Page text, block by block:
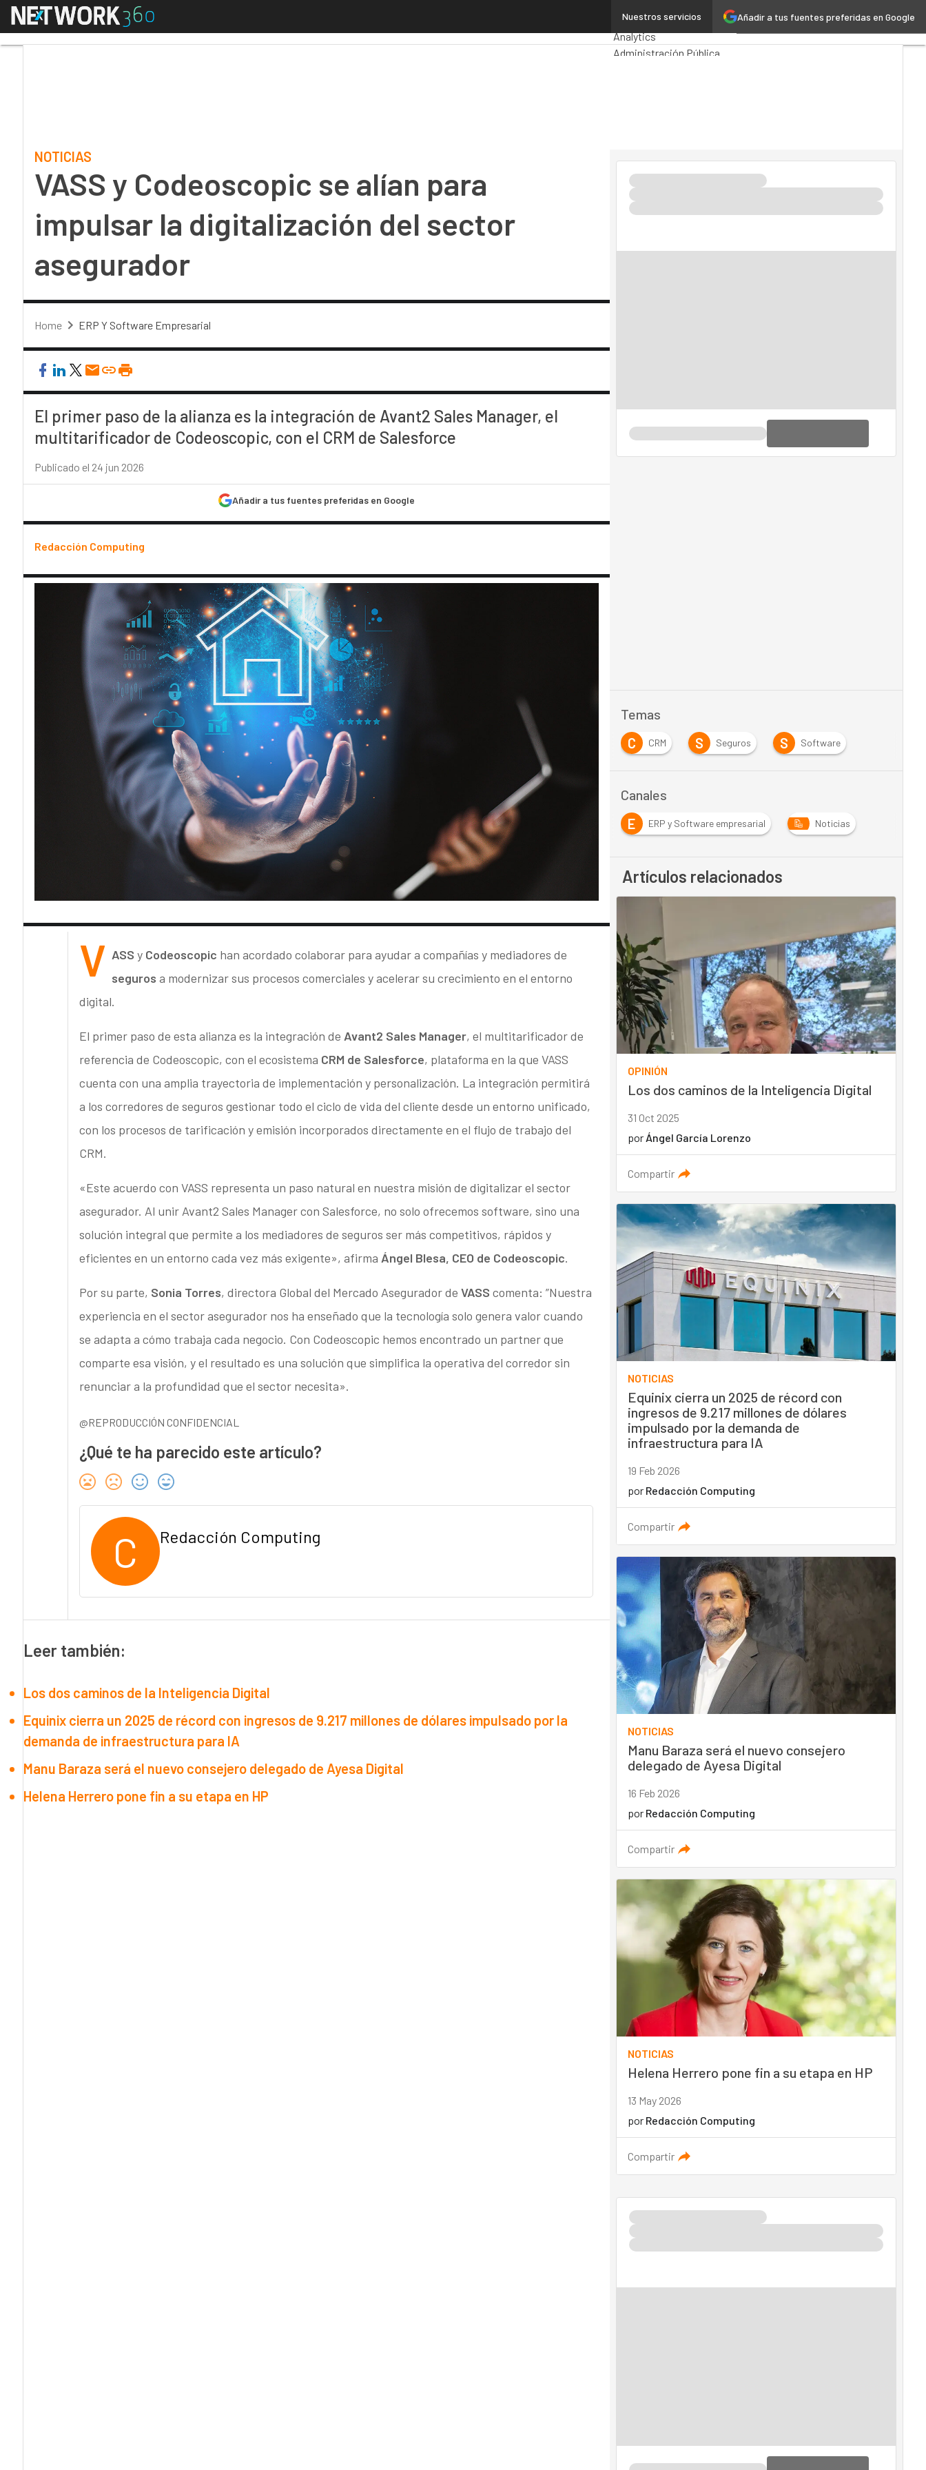
Añadir a tus fuentes preferidas en Google
Nuestros servicios
Menú
Premios Computing
Analytics
Administración Pública
NOTICIAS
VASS y Codeoscopic se alían para
impulsar la digitalización del sector
asegurador
Home ERP Y Software Empresarial
El primer paso de la alianza es la integración de Avant2 Sales Manager, el
multitarificador de Codeoscopic, con el CRM de Salesforce
Publicado el 24 jun 2026
Añadir a tus fuentes preferidas en Google
Redacción Computing
V ASS y Codeoscopic han acordado colaborar para ayudar a compañías y mediadores de
seguros a modernizar sus procesos comerciales y acelerar su crecimiento en el entorno
digital.
El primer paso de esta alianza es la integración de Avant2 Sales Manager, el multitarificador de
referencia de Codeoscopic, con el ecosistema CRM de Salesforce, plataforma en la que VASS
cuenta con una amplia trayectoria de implementación y personalización. La integración permitirá
a los corredores de seguros gestionar todo el ciclo de vida del cliente desde un entorno unificado,
con los procesos de tarificación y emisión incorporados directamente en el flujo de trabajo del
CRM.
«Este acuerdo con VASS representa un paso natural en nuestra misión de digitalizar el sector
asegurador. Al unir Avant2 Sales Manager con Salesforce, no solo ofrecemos software, sino una
solución integral que permite a los mediadores de seguros ser más competitivos, rápidos y
eficientes en un entorno cada vez más exigente», afirma Ángel Blesa, CEO de Codeoscopic.
Por su parte, Sonia Torres, directora Global del Mercado Asegurador de VASS comenta: ”Nuestra
experiencia en el sector asegurador nos ha enseñado que la tecnología solo genera valor cuando
se adapta a cómo trabaja cada negocio. Con Codeoscopic hemos encontrado un partner que
comparte esa visión, y el resultado es una solución que simplifica la operativa del corredor sin
renunciar a la profundidad que el sector necesita».
@REPRODUCCIÓN CONFIDENCIAL
¿Qué te ha parecido este artículo?
C Redacción Computing
Leer también:
Los dos caminos de la Inteligencia Digital
Equinix cierra un 2025 de récord con ingresos de 9.217 millones de dólares impulsado por la
demanda de infraestructura para IA
Manu Baraza será el nuevo consejero delegado de Ayesa Digital
Helena Herrero pone fin a su etapa en HP
Temas
C
CRM S Seguros S Software
Canales
E
ERP y Software empresarial Noticias
Artículos relacionados
OPINIÓN
Los dos caminos de la Inteligencia Digital
31 Oct 2025
por Ángel García Lorenzo
Compartir
NOTICIAS
Equinix cierra un 2025 de récord con
ingresos de 9.217 millones de dólares
impulsado por la demanda de
infraestructura para IA
19 Feb 2026
por Redacción Computing
Compartir
NOTICIAS
Manu Baraza será el nuevo consejero
delegado de Ayesa Digital
16 Feb 2026
por Redacción Computing
Compartir
NOTICIAS
Helena Herrero pone fin a su etapa en HP
13 May 2026
por Redacción Computing
Compartir